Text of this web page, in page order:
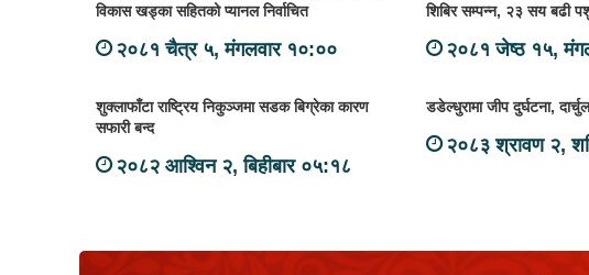
विकास खड्का सहितको प्यानल निर्वाचित
२०८१ चैत्र ५, मंगलवार १०:००
शिबिर सम्पन्न, २३ सय बढी
२०८१ जेष्ठ १५,
शुक्लाफाँटा राष्ट्रिय निकुञ्जमा सडक बिग्रेका कारण
सफारी बन्द
२०८२ आश्विन २, बिहीबार ०५:१८
डडेल्धुरामा जीप दुर्घटना,
२०८३ श्रावण २,